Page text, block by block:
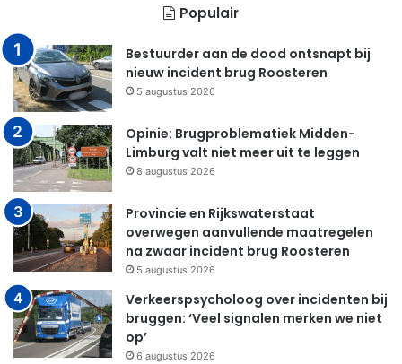
Populair
Bestuurder aan de dood ontsnapt bij
nieuw incident brug Roosteren
5 augustus 2026
Opinie: Brugproblematiek Midden-
Limburg valt niet meer uit te leggen
8 augustus 2026
Provincie en Rijkswaterstaat
overwegen aanvullende maatregelen
na zwaar incident brug Roosteren
5 augustus 2026
Verkeerspsycholoog over incidenten bij
bruggen: ‘Veel signalen merken we niet
op’
6 augustus 2026